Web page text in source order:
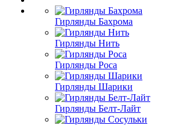
Гирлянды Бахрома
Гирлянды Нить
Гирлянды Роса
Гирлянды Шарики
Гирлянды Белт-Лайт